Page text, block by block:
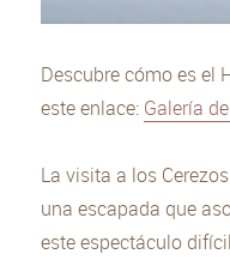
Descubre cómo es el
este enlace: Galería
La visita a los
una escapada que
este espectáculo